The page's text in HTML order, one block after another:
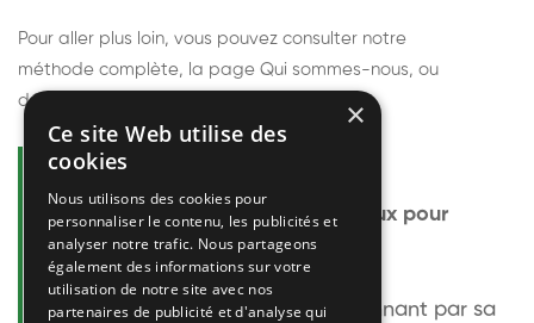
Pour aller plus loin, vous pouvez consulter notre
méthode complète, la page Qui sommes-nous, ou
découvrir
Questions fréquentes
Le frelon européen est-il dangereux pour
l'homme ?
Le frelon européen est impressionnant par sa
×
Ce site Web utilise des
cookies
Nous utilisons des cookies pour
personnaliser le contenu, les publicités et
analyser notre trafic. Nous partageons
également des informations sur votre
utilisation de notre site avec nos
partenaires de publicité et d'analyse qui